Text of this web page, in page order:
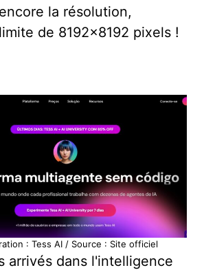
la résolution,
de 8192×8192 pixels !
: Tess AI / Source : Site officiel
arrivés dans l'intelligence